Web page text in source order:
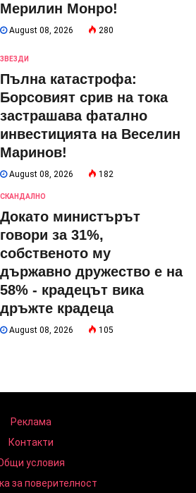
Мерилин Монро!
August 08, 2026 280
ЗВЕЗДИ
Пълна катастрофа:
Борсовият срив на тока
застрашава фатално
инвестицията на Веселин
Маринов!
August 08, 2026 182
СКАНДАЛНО
Докато министърът
говори за 31%,
собственото му
държавно дружество е на
58% - крадецът вика
дръжте крадеца
August 08, 2026 105
Реклама
Контакти
условия
за поверителност